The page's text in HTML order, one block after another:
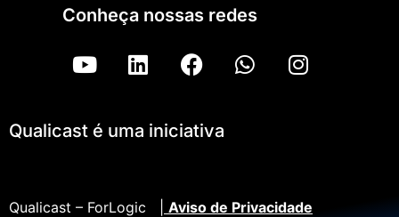
Conheça nossas redes
Qualicast é uma iniciativa
Qualicast – ForLogic | Aviso de Privacidade